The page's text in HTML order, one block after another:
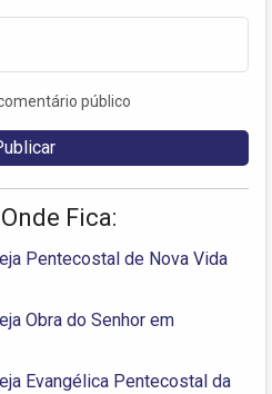
público
Fica:
Pentecostal de Nova Vida
Obra do Senhor em
Evangélica Pentecostal da